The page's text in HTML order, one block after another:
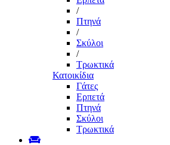
/
Πτηνά
/
Σκύλοι
/
Τρωκτικά
Κατοικίδια
Γάτες
Ερπετά
Πτηνά
Σκύλοι
Τρωκτικά